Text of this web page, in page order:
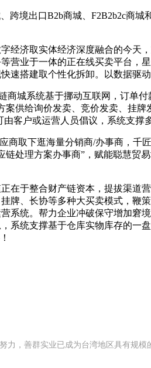
境出口B2b商城、F2B2b2c商城
济取实体经济深度融合的今天
业于一体的正在线买卖平台，
搭建取个性化拆卸。以数据驱
城系统基于挪动互联网，订单
供给询价发卖、竞价发卖、挂
客户或运营人员倡议，系统支撑
取下逛海量分销商/办事商，千
处理方案办事商”，赋能聪慧贸
于整合财产链资本，提拔渠道
、长协等多种大买卖模式，鞭
系统。帮力企业冲破保守增加窘
统支撑基于仓库实物库存的一
力，善群实业已成为台湾地区具有规模